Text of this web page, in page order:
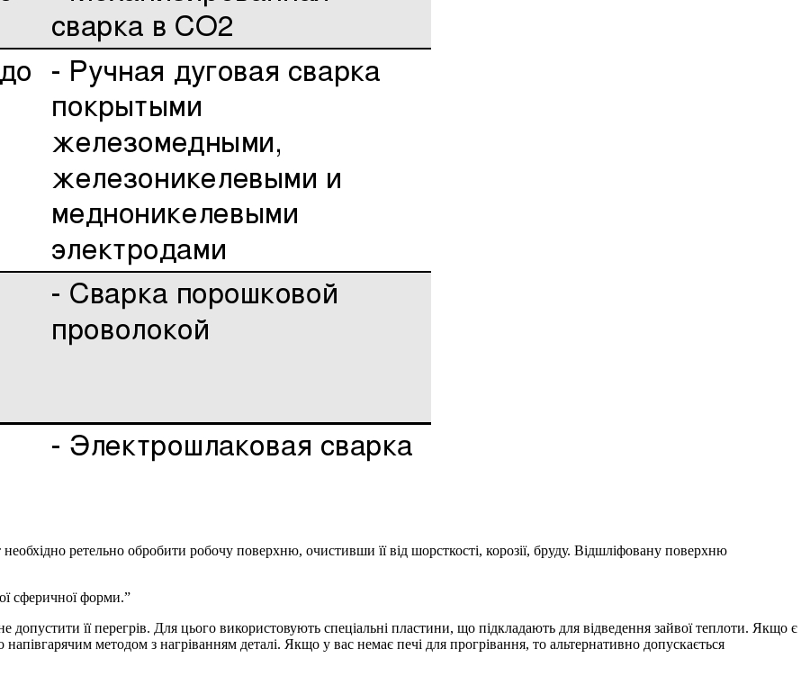
ретельно обробити робочу поверхню, очистивши її від шорсткості, корозії, бруду. Відшліфовану поверхню
сферичної форми.”
її перегрів. Для цього використовують спеціальні пластини, що підкладають для відведення зайвої теплоти. Якщо є
методом з нагріванням деталі. Якщо у вас немає печі для прогрівання, то альтернативно допускається